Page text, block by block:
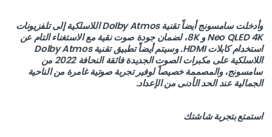
وأدخلت سامسونج أيضاً تقنية Dolby Atmos اللاسلكية إلى تلفزيونات
Neo QLED 4K و 8K، لضمان جودة صوت نقية مع الاستغناء التام عن
استخدام كابلات HDMI. وسيتم أيضاً تطبيق تقنية Dolby Atmos
اللاسلكية على مكبرات الصوت الجديدة فائقة النحافة 2022 من
سامسونج، والمصممة خصيصاً لوفير تجربة صوتية غامرة من الناحية
الجمالية عند الحد الأدنى من الإعداد.
استمتع بتجربة شاشتك